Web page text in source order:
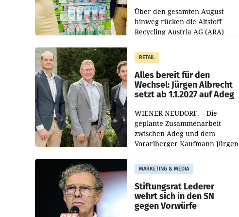
Über den gesamten August
hinweg rücken die Altstoff
Recycling Austria AG (ARA)
Müller die Initiative „Kreislauf-
Helden“ in allen
österreichischen Müller-Filialen
RETAIL
Alles bereit für den
Wechsel: Jürgen Albrecht
setzt ab 1.1.2027 auf Adeg
WIENER NEUDORF. – Die
geplante Zusammenarbeit
zwischen Adeg und dem
Vorarlberger Kaufmann Jürgen
freigegeben: Die
Bundeswettbewerbsbehörde
und der Bundeskartellanwalt
MARKETING & MEDIA
Stiftungsrat Lederer
wehrt sich in den SN
gegen Vorwürfe